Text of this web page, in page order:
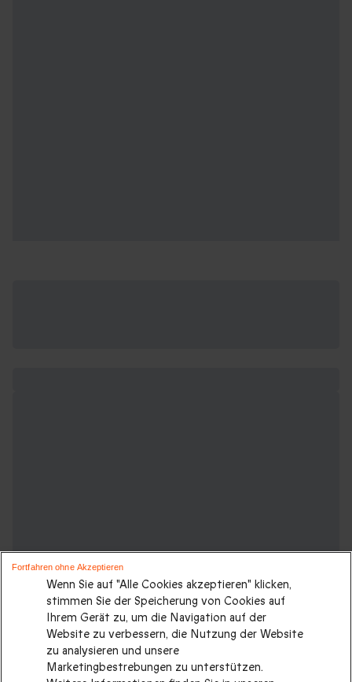
Suchen Sie ein originelles Geschenk?
Wenn Sie auf "Alle Cookies akzeptieren" klicken,
stimmen Sie der Speicherung von Cookies auf
Ihrem Gerät zu, um die Navigation auf der
Website zu verbessern, die Nutzung der Website
zu analysieren und unsere
Marketingbestrebungen zu unterstützen.
Fortfahren ohne Akzeptieren